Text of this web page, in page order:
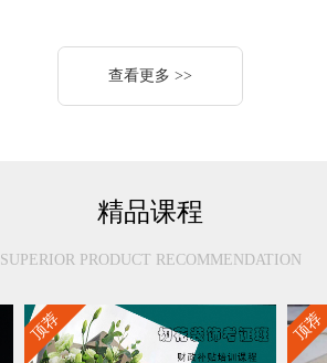
查看更多 >>
精品课程
SUPERIOR PRODUCT RECOMMENDATION
顶荐 顶荐